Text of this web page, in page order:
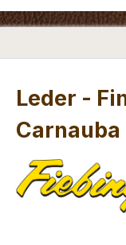
Leder -
Carnauba